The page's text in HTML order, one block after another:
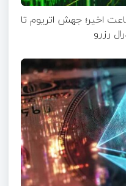
ساعت اخیر؛ جهش اتریوم تا